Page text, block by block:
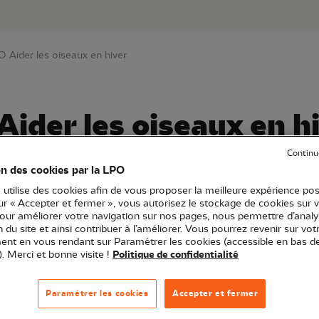
Aller à la
Aider les oiseaux en hiver
les oiseaux en
Île-de-France Atelier 75 - Paris
16h, venez nous rencontrer et apprendre comment
à leur donner et pourrez confectionner une boule
astuces en mangeoires et abreuvoirs sera
des cookies par la LPO
des cookies afin de vous proposer la meilleure expérience
« Accepter et fermer », vous autorisez le stockage de cookies sur
améliorer votre navigation sur nos pages, nous permettre
du site et ainsi contribuer à l’améliorer. Vous pourrez revenir sur
en vous rendant sur Paramétrer les cookies (accessible en bas
Merci et bonne visite ! Politique de confidentialité
Accepter et fermer
Paramétrer les cookies